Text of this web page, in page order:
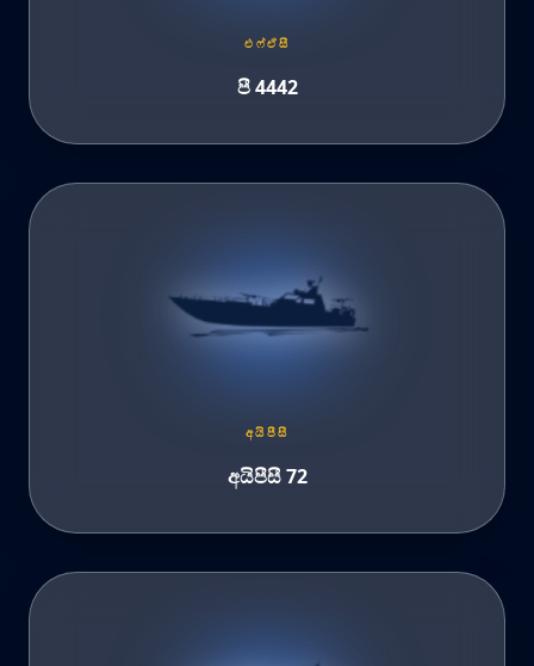
එෆ්ඒසී
පී 4442
අයිපීසී
අයිපීසී 72